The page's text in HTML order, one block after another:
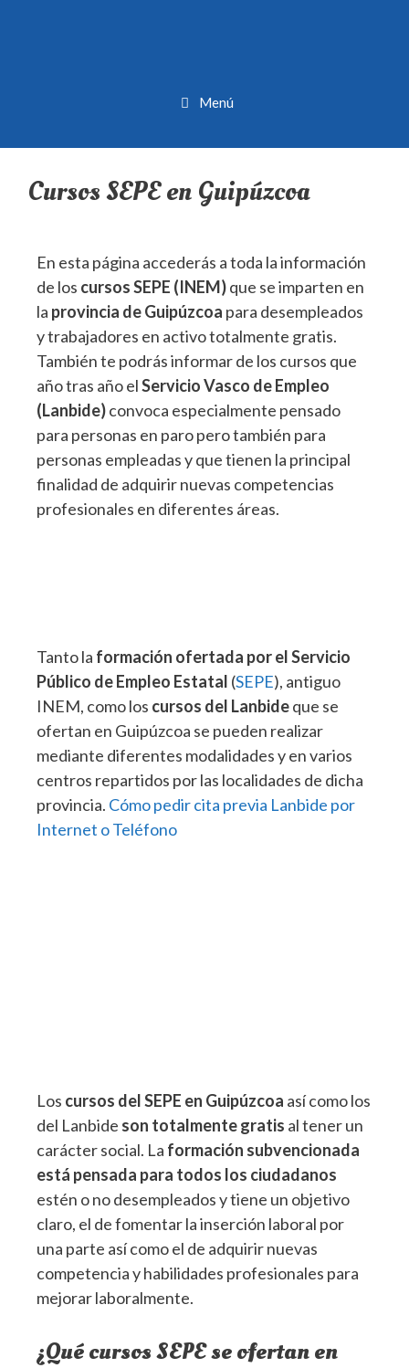
Menú
Cursos SEPE en Guipúzcoa
En esta página accederás a toda la información
de los cursos SEPE (INEM)que se imparten en
la provincia de Guipúzcoa para desempleados
y trabajadores en activo totalmente gratis.
También te podrás informar de los cursos que
año tras año elServicio Vasco de Empleo
(Lanbide)convoca especialmente pensado
para personas en paro pero también para
personas empleadas y que tienen la principal
finalidad de adquirir nuevas competencias
profesionales en diferentes áreas.
Tanto la formación ofertada por el Servicio
Público de Empleo Estatal (SEPE), antiguo
INEM, como los cursos del Lanbideque se
ofertan en Guipúzcoa se pueden realizar
mediante diferentes modalidades y en varios
centros repartidos por las localidades de dicha
provincia. Cómo pedir cita previa Lanbide por
Internet o Teléfono
Los cursos del SEPE en Guipúzcoa así como los
del Lanbide son totalmente gratis al tener un
carácter social. La formación subvencionada
está pensada para todos los ciudadanos
estén o no desempleados y tiene un objetivo
claro, el de fomentar la inserción laboral por
una parte así como el de adquirir nuevas
competencia y habilidades profesionales para
mejorar laboralmente.
¿Qué cursos SEPE se ofertan en